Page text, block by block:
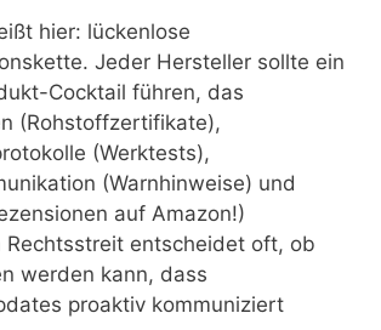
hier: lückenlose
Jeder Hersteller sollte ein
Cocktail führen, das
(Rohstoffzertifikate),
(Werktests),
(Warnhinweise) und
auf Amazon!)
Rechtsstreit entscheidet oft, ob
werden kann, dass
proaktiv kommuniziert